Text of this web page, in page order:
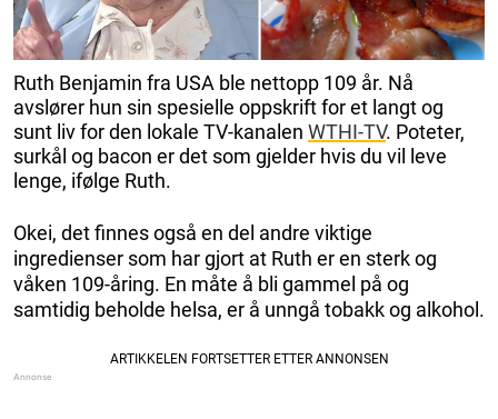
Ruth Benjamin fra USA ble nettopp 109 år. Nå
avslører hun sin spesielle oppskrift for et langt og
sunt liv for den lokale TV-kanalen WTHI-TV. Poteter,
surkål og bacon er det som gjelder hvis du vil leve
lenge, ifølge Ruth.
Okei, det finnes også en del andre viktige
ingredienser som har gjort at Ruth er en sterk og
våken 109-åring. En måte å bli gammel på og
samtidig beholde helsa, er å unngå tobakk og alkohol.